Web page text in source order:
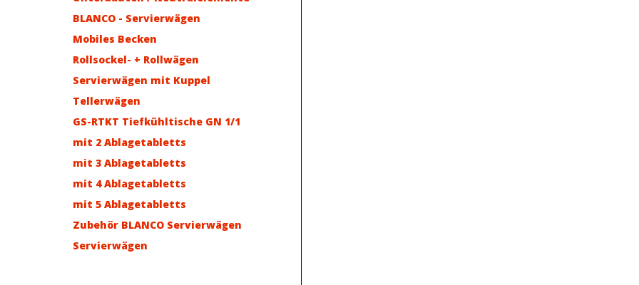
BLANCO - Servierwägen
Mobiles Becken
Rollsockel- + Rollwägen
Servierwägen mit Kuppel
Tellerwägen
GS-RTKT Tiefkühltische GN 1/1
mit 2 Ablagetabletts
mit 3 Ablagetabletts
mit 4 Ablagetabletts
mit 5 Ablagetabletts
Zubehör BLANCO Servierwägen
Servierwägen